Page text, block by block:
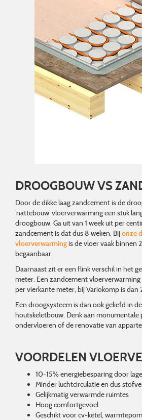
DROOGBOUW VS
Door de dikke laag zandcement is de
‘nattebouw’ vloerverwarming een stuk
droogbouw. Ga uit van 1 week uit per
zandcement is dat dus 8 weken. Bij onze
vloerverwarmingis de vloer vaak binnen
begaanbaar.
Daarnaast zit er een flink verschil in het
meter. Een zandcement vloerverwarming
per vierkante meter, bij Variokomp is dan
Een droogsysteem is dan ook geliefd in
houtskeletbouw. Denk aan
ondervloeren of de renovatie van
VOORDELEN
10-15% energiebesparing door
Minder luchtcirculatie en dus
Gelijkmatig verwarmde ruimtes
Hoog comfortgevoel
Geschikt voor cv-ketel,